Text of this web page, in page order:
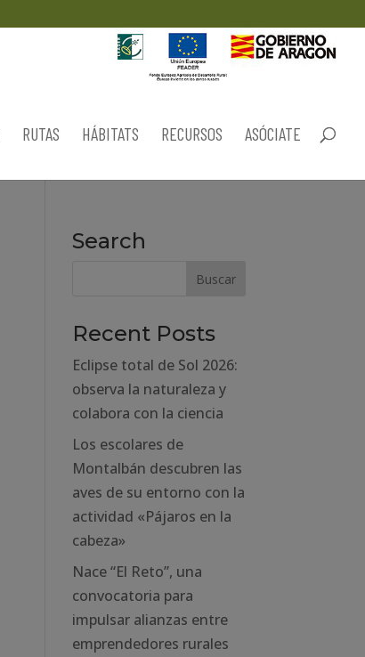
RUTAS HÁBITATS RECURSOS ASÓCIATE
Search
Recent Posts
Eclipse total de Sol 2026:
observa la naturaleza y
colabora con la ciencia
Los escolares de
Montalbán descubren las
aves de su entorno con la
actividad «Pájaros en la
cabeza»
Nace “El Reto”, una
convocatoria para
impulsar alianzas entre
emprendedores rurales